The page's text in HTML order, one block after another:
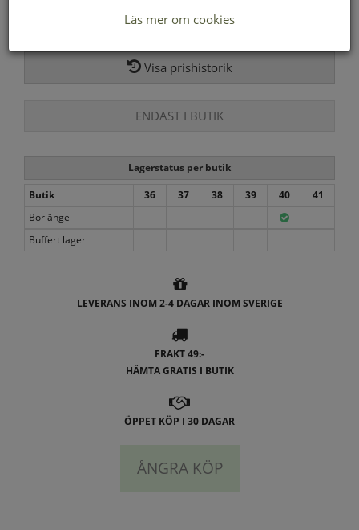
Visa prishistorik
ENDAST I BUTIK
Lagerstatus per butik
Butik
36 37 38 39 40
41
Borlänge
Buffert lager
LEVERANS INOM 2-4 DAGAR INOM SVERIGE
FRAKT 49:-
HÄMTA GRATIS I BUTIK
ÖPPET KÖP I 30 DAGAR
ÅNGRA KÖP
Läs mer om cookies